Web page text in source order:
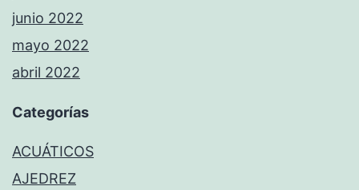
junio 2022
mayo 2022
abril 2022
Categorías
ACUÁTICOS
AJEDREZ